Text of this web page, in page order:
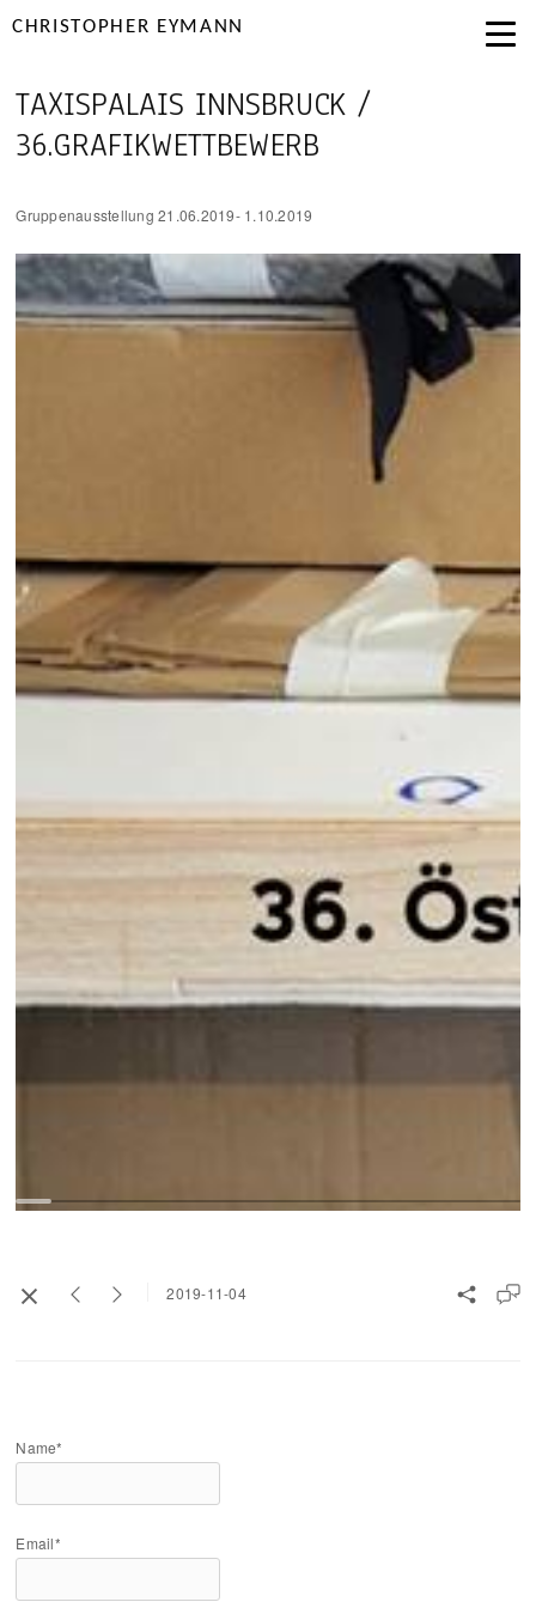
CHRISTOPHER EYMANN
TAXISPALAIS INNSBRUCK /
36.GRAFIKWETTBEWERB
Gruppenausstellung 21.06.2019- 1.10.2019
2019-11-04
Name*
Email*